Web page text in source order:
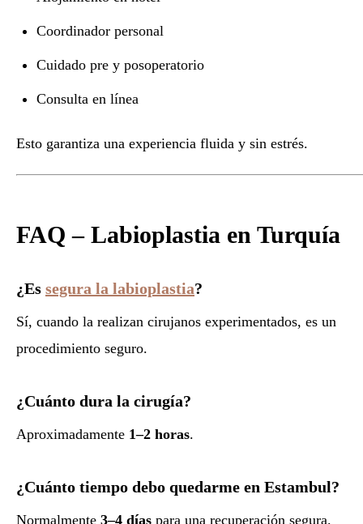
Coordinador personal
Cuidado pre y posoperatorio
Consulta en línea
Esto garantiza una experiencia fluida y sin estrés.
FAQ – Labioplastia en Turquía
¿Es segura la labioplastia?
Sí, cuando la realizan cirujanos experimentados, es un
procedimiento seguro.
¿Cuánto dura la cirugía?
Aproximadamente 1–2 horas.
¿Cuánto tiempo debo quedarme en Estambul?
Normalmente 3–4 días para una recuperación segura.